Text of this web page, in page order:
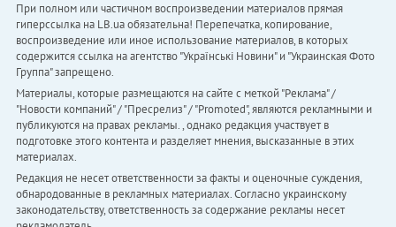
При полном или частичном воспроизведении материалов прямая
гиперссылка на LB.ua обязательна! Перепечатка, копирование,
воспроизведение или иное использование материалов, в которых
содержится ссылка на агентство "Українськi Новини" и "Украинская Фото
Группа" запрещено.
Материалы, которые размещаются на сайте с меткой "Реклама" /
"Новости компаний" / "Пресрелиз" / "Promoted", являются рекламными и
публикуются на правах рекламы. , однако редакция участвует в
подготовке этого контента и разделяет мнения, высказанные в этих
материалах.
Редакция не несет ответственности за факты и оценочные суждения,
обнародованные в рекламных материалах. Согласно украинскому
законодательству, ответственность за содержание рекламы несет